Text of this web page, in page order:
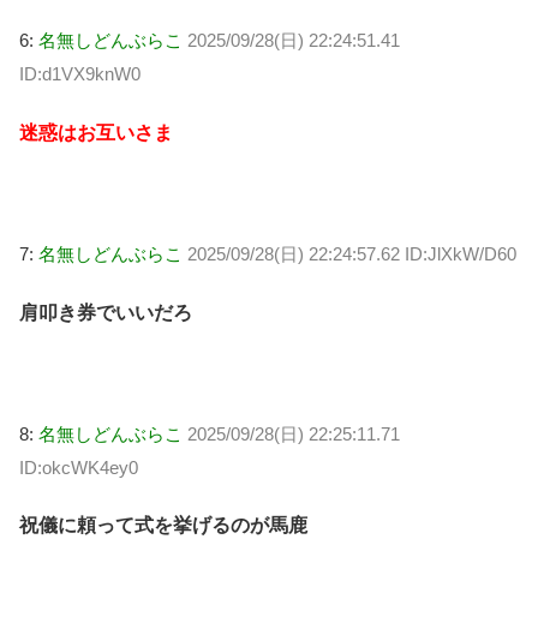
6: 名無しどんぶらこ 2025/09/28(日) 22:24:51.41
ID:d1VX9knW0
迷惑はお互いさま
7: 名無しどんぶらこ 2025/09/28(日) 22:24:57.62 ID:JlXkW/D60
肩叩き券でいいだろ
8: 名無しどんぶらこ 2025/09/28(日) 22:25:11.71
ID:okcWK4ey0
祝儀に頼って式を挙げるのが馬鹿